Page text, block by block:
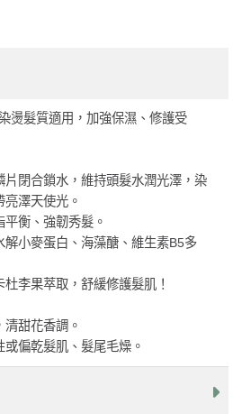
燙髮質適用，加強保濕、修護受
片閉合鎖水，維持頭髮水潤光澤，染
澤天使光。
衡、強韌秀髮。
解小麥蛋白、海藻醣、維生素B5多
李果萃取，舒緩修護髮肌！
甜花香調。
偏乾髮肌、髮尾毛燥。